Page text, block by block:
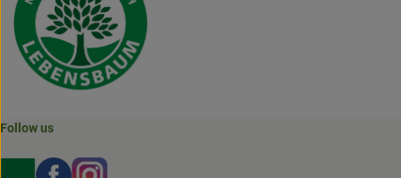
Follow us
Externer Link zu https://www.bioland.de/verbraucher
Externer Link zu https://www.facebook.com/
Externer Link zu https://www.instagram.com/